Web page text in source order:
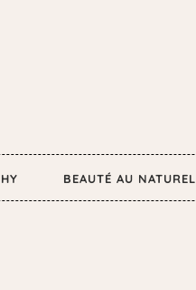
BEAUTÉ AU NATUREL